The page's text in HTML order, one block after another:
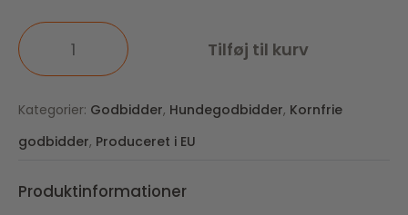
Tilføj til kurv
Kategorier: Godbidder, Hundegodbidder, Kornfrie
godbidder, Produceret i EU
Produktinformationer